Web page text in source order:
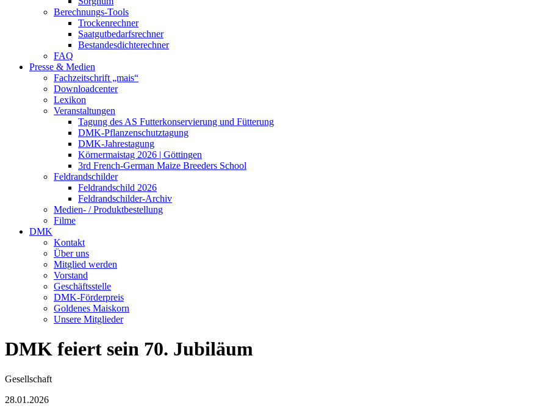
Berechnungs-Tools
Trockenrechner
Saatgutbedarfsrechner
Bestandesdichterechner
FAQ
Presse & Medien
Fachzeitschrift „mais“
Downloadcenter
Lexikon
Veranstaltungen
Tagung des AS Futterkonservierung und Fütterung
DMK-Pflanzenschutztagung
DMK-Jahrestagung
Körnermaistag 2026 | Göttingen
3rd French-German Maize Breeders School
Feldrandschilder
Feldrandschild 2026
Feldrandschilder-Archiv
Medien- / Produktbestellung
Filme
DMK
Kontakt
Über uns
Mitglied werden
Vorstand
Geschäftsstelle
DMK-Förderpreis
Goldenes Maiskorn
Unsere Mitglieder
DMK feiert sein 70. Jubiläum
Gesellschaft
28.01.2026